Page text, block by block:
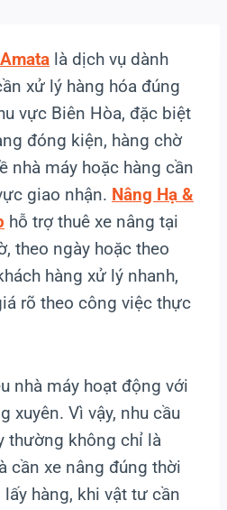
là dịch vụ dành
xử lý hàng hóa đúng
vực Biên Hòa, đặc biệt
đóng kiện, hàng chờ
nhà máy hoặc hàng cần
giao nhận. Nâng Hạ &
hỗ trợ thuê xe nâng tại
theo ngày hoặc theo
hàng xử lý nhanh,
rõ theo công việc thực
nhà máy hoạt động với
xuyên. Vì vậy, nhu cầu
thường không chỉ là
cần xe nâng đúng thời
hàng, khi vật tư cần